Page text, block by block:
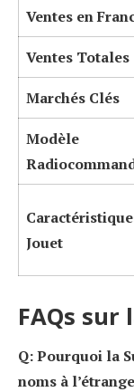
Ventes en
Ventes Totales
Marchés Clés
Modèle
Jouet
FAQs sur
Q: Pourquoi la
noms à